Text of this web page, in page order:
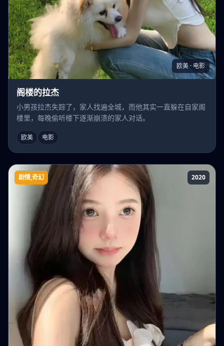
欧美 · 电影
阁楼的拉杰
小男孩拉杰失踪了，家人找遍全城，而他其实一直躲在自家阁
楼里，每晚偷听楼下逐渐崩溃的家人对话。
欧美 电影
燃烧身体的记忆
剧情,奇幻 2020